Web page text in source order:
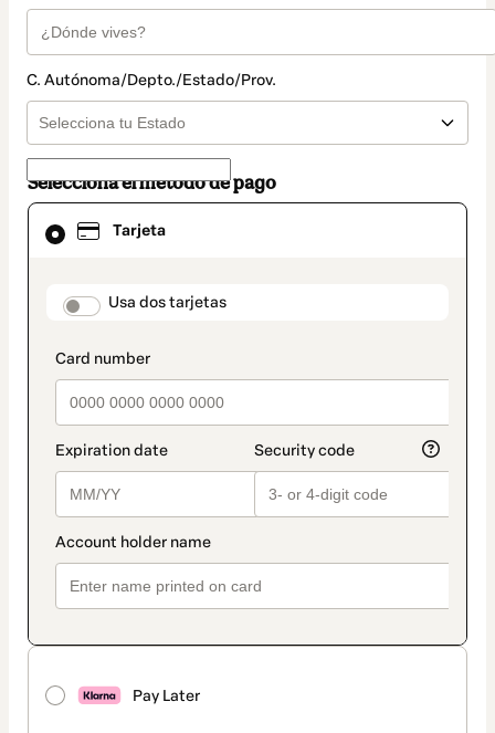
C. Autónoma/Depto./Estado/Prov.
Selecciona el método de pago
Tarjeta
payment_data.section_title_v2
Usa dos tarjetas
Pay Later
El
método
seleccionado